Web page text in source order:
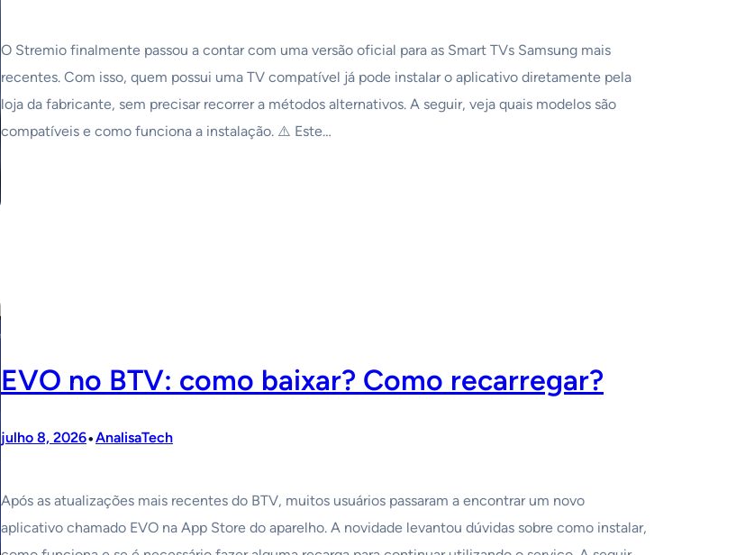
O Stremio finalmente passou a contar com uma versão oficial para as Smart TVs Samsung mais
recentes. Com isso, quem possui uma TV compatível já pode instalar o aplicativo diretamente pela
loja da fabricante, sem precisar recorrer a métodos alternativos. A seguir, veja quais modelos são
compatíveis e como funciona a instalação. ⚠️ Este…
EVO no BTV: como baixar? Como recarregar?
julho 8, 2026•AnalisaTech
Após as atualizações mais recentes do BTV, muitos usuários passaram a encontrar um novo
aplicativo chamado EVO na App Store do aparelho. A novidade levantou dúvidas sobre como instalar,